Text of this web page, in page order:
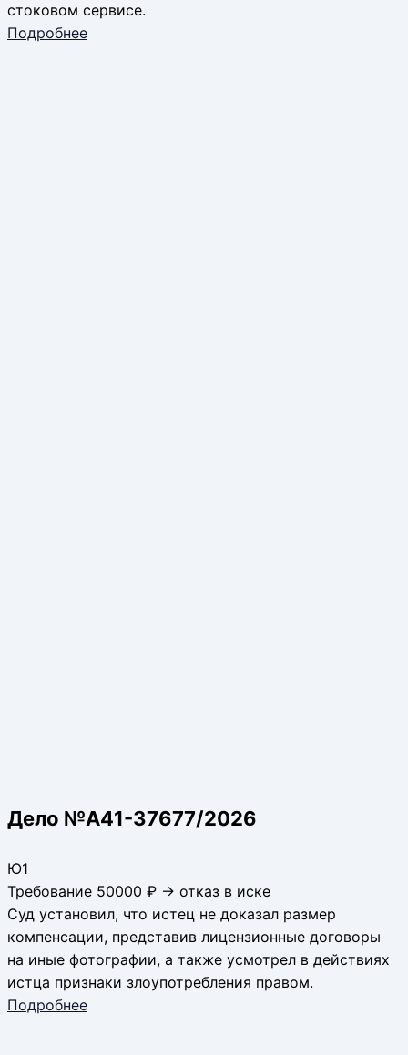
стоковом сервисе.
Подробнее
Дело №А41-37677/2026
Ю1
Требование 50000 ₽ → отказ в иске
Суд установил, что истец не доказал размер
компенсации, представив лицензионные договоры
на иные фотографии, а также усмотрел в действиях
истца признаки злоупотребления правом.
Подробнее